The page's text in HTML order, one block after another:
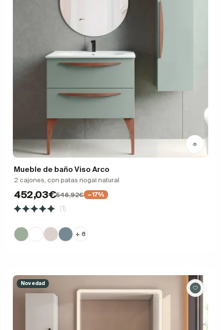
Mueble de baño Viso Arco
2 cajones, con patas nogal natural
452,03€546,92€ −17%
(1)
+ 6
Novedad